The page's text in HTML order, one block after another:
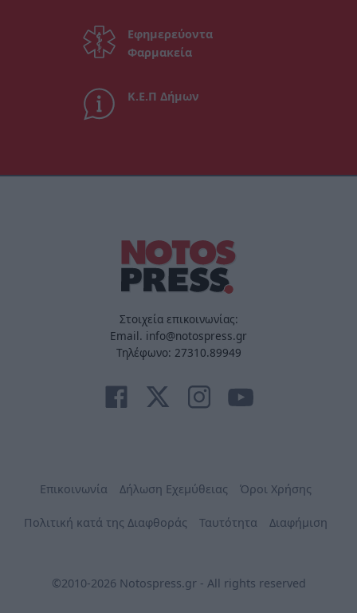
Εφημερεύοντα
Φαρμακεία
Κ.Ε.Π Δήμων
Στοιχεία επικοινωνίας:
Email. info@notospress.gr
Τηλέφωνο: 27310.89949
Επικοινωνία Δήλωση Εχεμύθειας Όροι Χρήσης
Πολιτική κατά της Διαφθοράς Ταυτότητα Διαφήμιση
©2010-2026 Notospress.gr - All rights reserved